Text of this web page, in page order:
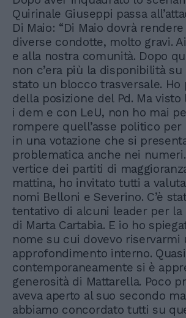
Quirinale Giuseppi passa
Di Maio: “Di Maio dovrà
diverse condotte, molto gravi.
e alla nostra comunità. Dopo
non c’era più la disponibilità su
stato un blocco trasversale. Ho
della posizione del Pd. Ma visto
i dem e con LeU, non ho mai
rompere quell’asse politico
in una votazione che si
problematica anche nei
vertice dei partiti di
mattina, ho invitato tutti a
nomi Belloni e Severino. C’è
tentativo di alcuni leader per la
di Marta Cartabia. E io ho
nome su cui dovevo riservarmi
approfondimento interno. Quasi
contemporaneamente si è
generosità di Mattarella. Poco
aveva aperto al suo secondo
abbiamo concordato tutti su